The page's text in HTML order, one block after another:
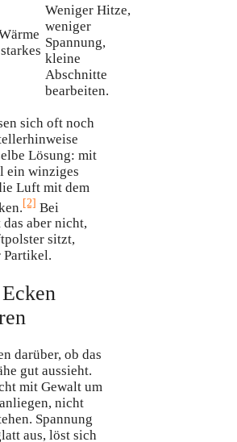
Weniger Hitze,
weniger
Spannung,
kleine
Abschnitte
bearbeiten.
sich oft noch
Lösung: mit
ein winziges
Luft mit dem
[2] Bei
aber nicht,
sitzt,
Partikel.
darüber, ob das
gut aussieht.
mit Gewalt um
nicht
Spannung
aus, löst sich